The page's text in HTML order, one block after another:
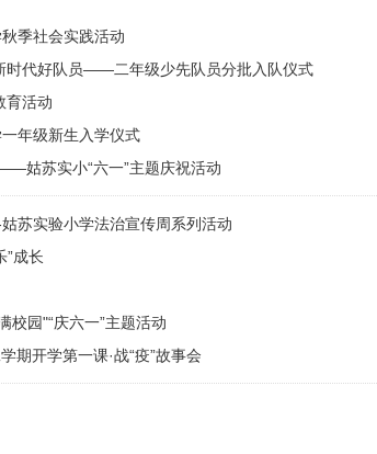
季社会实践活动
时代好队员——二年级少先队员分批入队仪式
育活动
年级新生入学仪式
姑苏实小“六一”主题庆祝活动
苏实验小学法治宣传周系列活动
”成长
校园"“庆六一”主题活动
期开学第一课·战“疫”故事会